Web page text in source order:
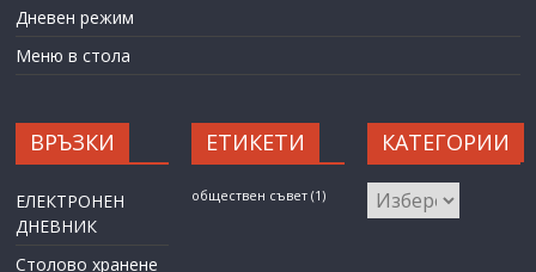
Дневен режим
Меню в стола
ВРЪЗКИ
ЕЛЕКТРОНЕН
ДНЕВНИК
Столово хранене
ЕТИКЕТИ
обществен съвет (1)
КАТЕГОРИИ
КАТЕГОРИИ